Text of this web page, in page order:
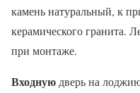
камень натуральный, к
керамического гранита.
при монтаже.
Входную дверь на